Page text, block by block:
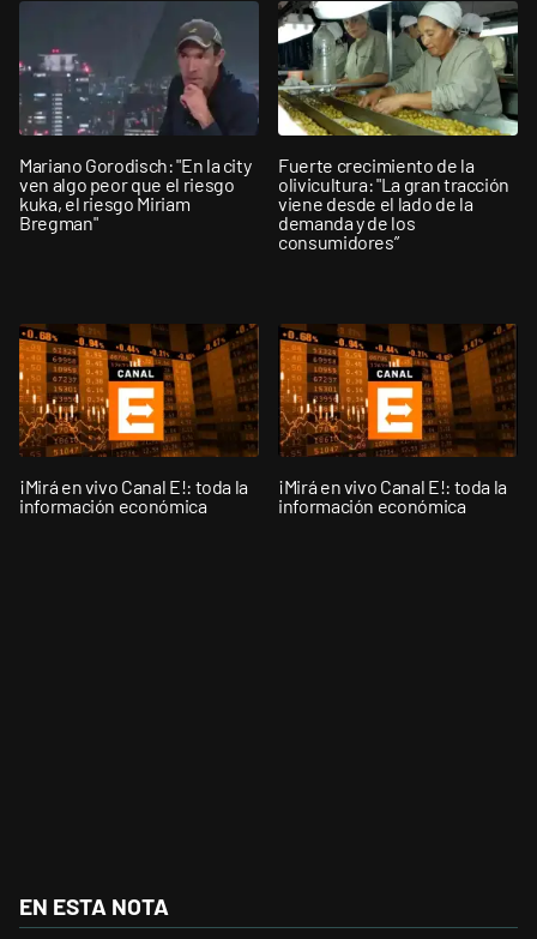
Mariano Gorodisch: "En la city
ven algo peor que el riesgo
kuka, el riesgo Miriam
Bregman"
Fuerte crecimiento de la
olivicultura: "La gran tracción
viene desde el lado de la
demanda y de los
consumidores”
¡Mirá en vivo Canal E!: toda la
información económica
¡Mirá en vivo Canal E!: toda la
información económica
EN ESTA NOTA